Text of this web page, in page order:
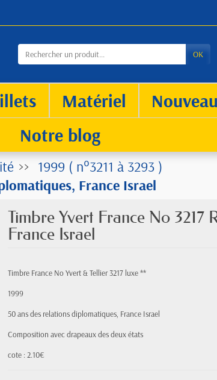
OK
Matériel
Notre blog
1999 ( n°3211 à 3293 )
France Israel
Timbre Yvert France No 3217
France Israel
Timbre France No Yvert & Tellier 3217 luxe **
1999
50 ans des relations diplomatiques, France Israel
Composition avec drapeaux des deux états
cote : 2.10€